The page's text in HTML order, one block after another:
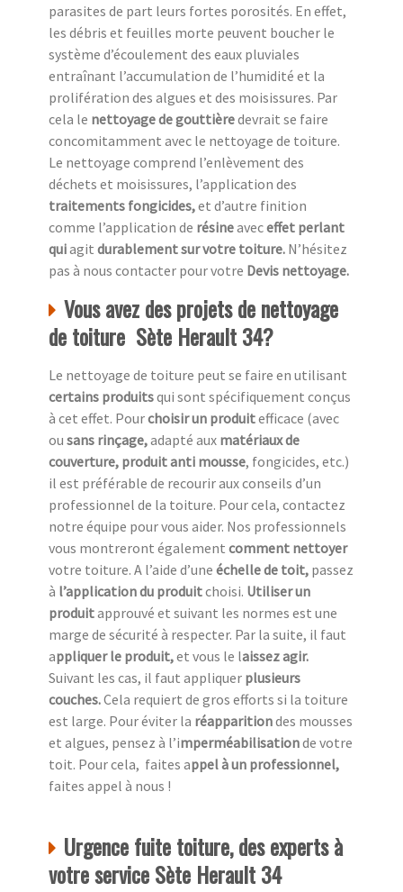
parasites de part leurs fortes porosités. En effet,
les débris et feuilles morte peuvent boucher le
système d’écoulement des eaux pluviales
entraînant l’accumulation de l’humidité et la
prolifération des algues et des moisissures. Par
cela le nettoyage de gouttièredevrait se faire
concomitamment avec le nettoyage de toiture.
Le nettoyage comprend l’enlèvement des
déchets et moisissures, l’application des
traitements fongicides,et d’autre finition
comme l’application de résineaveceffet perlant
quiagit durablement sur votre toiture. N’hésitez
pas à nous contacter pour votre Devis nettoyage.
Vous avez des projets de nettoyage
de toiture Sète Herault 34?
Le nettoyage de toiture peut se faire en utilisant
certains produitsqui sont spécifiquement conçus
à cet effet. Pourchoisir un produitefficace (avec
ou sans rinçage,adapté aux matériaux de
couverture, produit anti mousse, fongicides, etc.)
il est préférable de recourir aux conseils d’un
professionnel de la toiture. Pour cela, contactez
notre équipe pour vous aider. Nos professionnels
vous montreront également comment nettoyer
votre toiture. A l’aide d’une échelle de toit, passez
à l’application du produitchoisi. Utiliser un
produitapprouvé et suivant les normes est une
marge de sécurité à respecter. Par la suite, il faut
appliquer le produit,et vous le laissez agir.
Suivant les cas, il faut appliquer plusieurs
couches.Cela requiert de gros efforts si la toiture
est large. Pour éviter la réapparitiondes mousses
et algues, pensez à l’imperméabilisationde votre
toit. Pour cela, faites appel à un professionnel,
faites appel à nous !
Urgence fuite toiture, des experts à
votre service Sète Herault 34